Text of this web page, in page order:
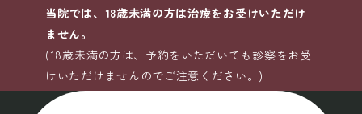
当院では、18歳未満の方は治療をお受けいただけ
ません。
(18歳未満の方は、予約をいただいても診察をお受
けいただけませんのでご注意ください。)